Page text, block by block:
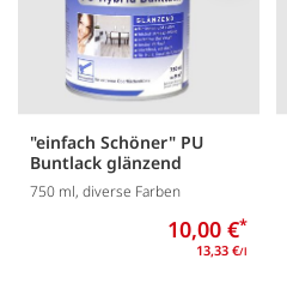
"einfach Schöner" PU
Buntlack glänzend
750 ml, diverse Farben
10,00 €*
13,33 €/l